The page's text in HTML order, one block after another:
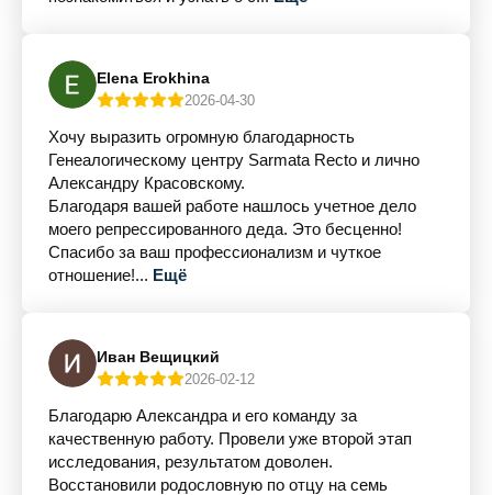
Elena Erokhina
2026-04-30
Хочу выразить огромную благодарность
Генеалогическому центру Sarmata Recto и лично
Александру Красовскому.
Благодаря вашей работе нашлось учетное дело
моего репрессированного деда. Это бесценно!
Спасибо за ваш профессионализм и чуткое
отношение!... Ещё
Иван Вещицкий
2026-02-12
Благодарю Александра и его команду за
качественную работу. Провели уже второй этап
исследования, результатом доволен.
Восстановили родословную по отцу на семь